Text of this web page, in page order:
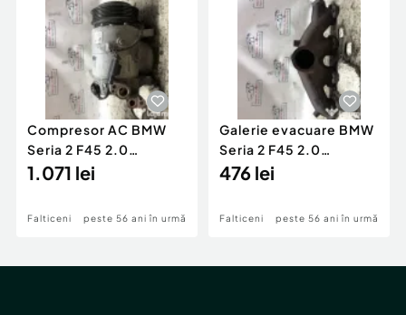
Compresor AC BMW
Seria 2 F45 2.0
Motorina 2016
1.071 lei
Falticeni peste 56 ani în urmă
Galerie evacuare BMW
Seria 2 F45 2.0
Motorina 2016
476 lei
Falticeni peste 56 ani în urmă